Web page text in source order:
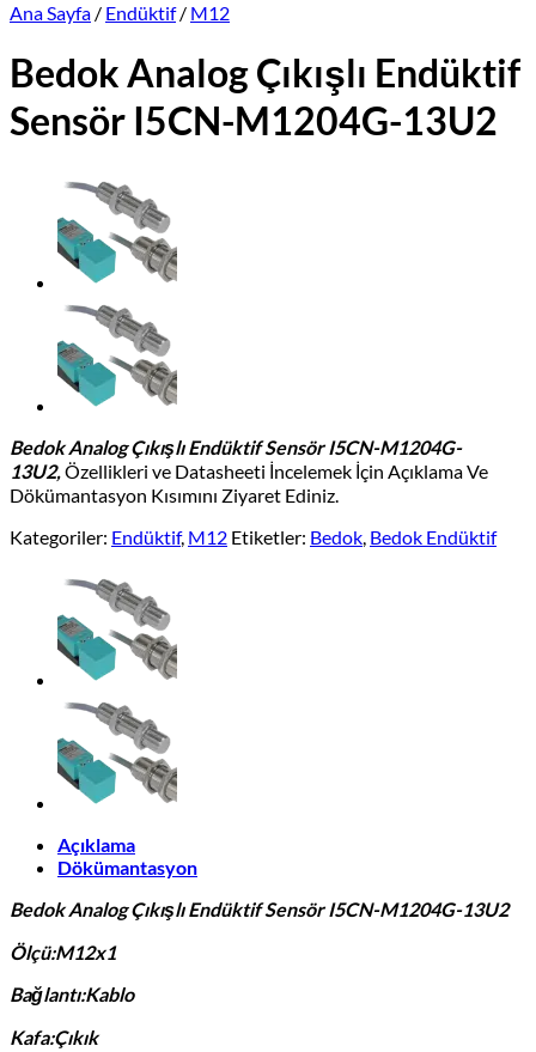
Ana Sayfa / Endüktif / M12
Bedok Analog Çıkışlı Endüktif
Sensör I5CN-M1204G-13U2
Bedok Analog Çıkışlı Endüktif Sensör I5CN-M1204G-
13U2,Özellikleri ve Datasheeti İncelemek İçin Açıklama Ve
Dökümantasyon Kısımını Ziyaret Ediniz.
Kategoriler: Endüktif, M12 Etiketler: Bedok, Bedok Endüktif
Açıklama
Dökümantasyon
Bedok Analog Çıkışlı Endüktif Sensör I5CN-M1204G-13U2
Ölçü:M12x1
Bağlantı:Kablo
Kafa:Çıkık